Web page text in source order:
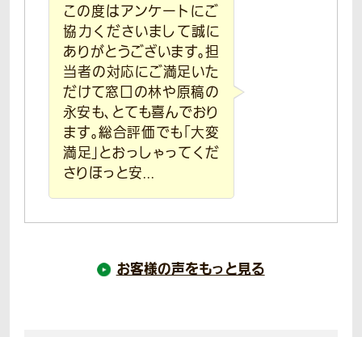
この度はアンケートにご
協力くださいまして誠に
ありがとうございます。担
当者の対応にご満足いた
だけて窓口の林や原稿の
永安も、とても喜んでおり
ます。総合評価でも「大変
満足」とおっしゃってくだ
さりほっと安...
お客様の声をもっと見る